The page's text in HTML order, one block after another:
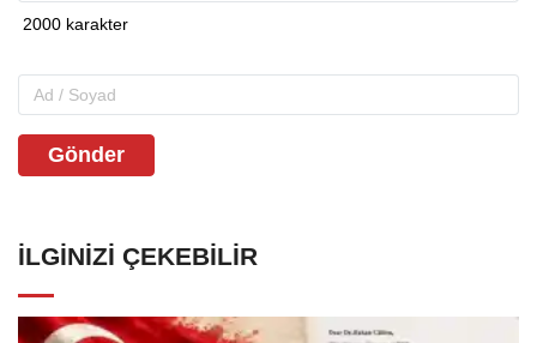
Gönder
İLGINIZI ÇEKEBILIR